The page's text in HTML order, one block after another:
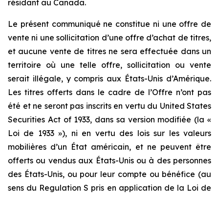
résidant au Canada.
Le présent communiqué ne constitue ni une offre de
vente ni une sollicitation d’une offre d’achat de titres,
et aucune vente de titres ne sera effectuée dans un
territoire où une telle offre, sollicitation ou vente
serait illégale, y compris aux États-Unis d’Amérique.
Les titres offerts dans le cadre de l’Offre n’ont pas
été et ne seront pas inscrits en vertu du United States
Securities Act of 1933, dans sa version modifiée (la «
Loi de 1933 »), ni en vertu des lois sur les valeurs
mobilières d’un État américain, et ne peuvent être
offerts ou vendus aux États-Unis ou à des personnes
des États-Unis, ou pour leur compte ou bénéfice (au
sens du Regulation S pris en application de la Loi de